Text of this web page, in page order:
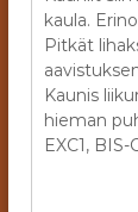
kaula.
Pitkät
Kaunis
hieman
EXC1,